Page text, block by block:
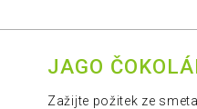
JAGO
Zažijte požitek ze